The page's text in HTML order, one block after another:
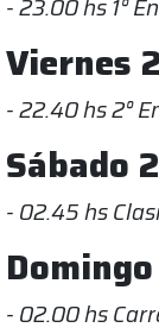
- 23.00 hs 1°
Viernes
- 22.40 hs 2°
Sábado
- 02.45 hs
- 02.00 hs